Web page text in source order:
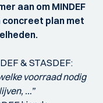
aan om MINDEF
concreet plan met
& STASDEF:
voorraad nodig
…”